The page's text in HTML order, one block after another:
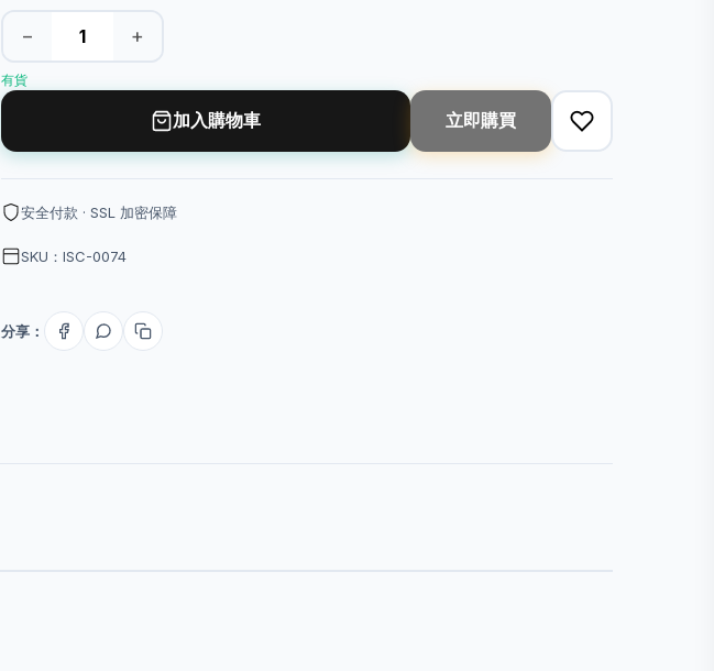
− +
有貨
加入購物車 立即購買
安全付款 · SSL 加密保障
SKU：ISC-0074
分享：